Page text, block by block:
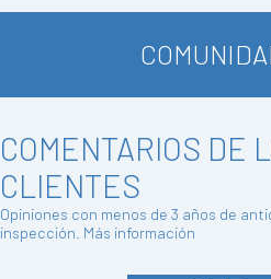
COMENTARIOS DE
CLIENTES
Opiniones con menos de 3 años de
inspección. Más información